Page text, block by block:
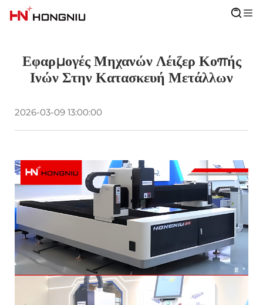
Εφαρμογές Μηχανών Λέιζερ Κοπής
Ινών Στην Κατασκευή Μετάλλων
2026-03-09 13:00:00